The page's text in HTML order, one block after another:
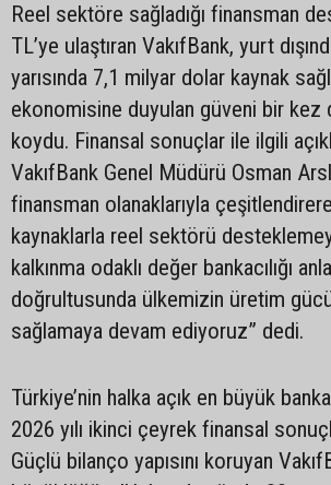
Reel sektöre sağladığı finansman
TL’ye ulaştıran VakıfBank, yurt
yarısında 7,1 milyar dolar kaynak
ekonomisine duyulan güveni bir kez
koydu. Finansal sonuçlar ile ilgili
VakıfBank Genel Müdürü Osman
finansman olanaklarıyla
kaynaklarla reel sektörü
kalkınma odaklı değer bankacılığı
doğrultusunda ülkemizin üretim
sağlamaya devam ediyoruz” dedi.
Türkiye’nin halka açık en büyük
2026 yılı ikinci çeyrek finansal
Güçlü bilanço yapısını koruyan